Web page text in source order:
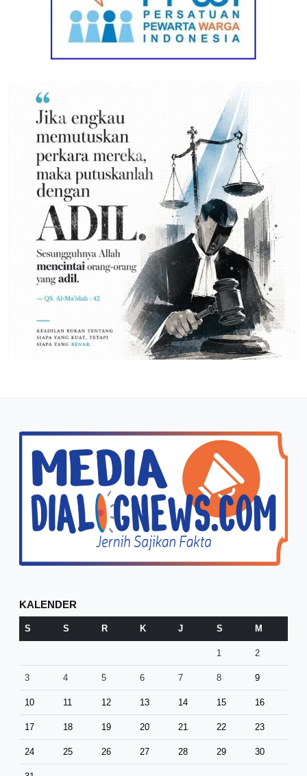
KALENDER
S S R K J S M
1 2
3 4 5 6 7 8 9
10 11 12 13 14 15 16
17 18 19 20 21 22 23
24 25 26 27 28 29 30